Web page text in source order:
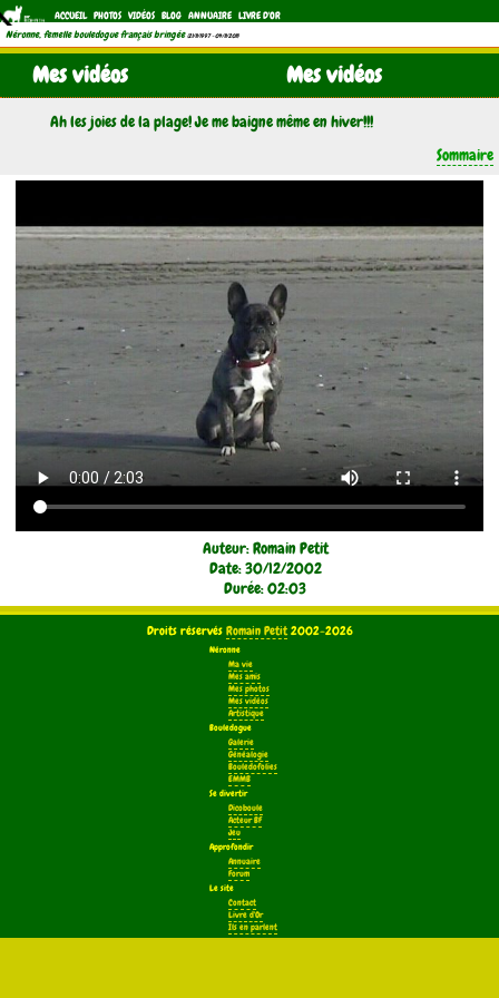
ACCUEIL PHOTOS VIDÉOS BLOG ANNUAIRE LIVRE D'OR
Néronne, femelle bouledogue français bringée (21/11/1997 - 04/11/2011)
Mes vidéos Mes vidéos
Ah les joies de la plage! Je me baigne même en hiver!!!
Sommaire
Auteur: Romain Petit
Date: 30/12/2002
Durée: 02:03
Droits réservés Romain Petit2002-2026
Néronne
Ma vie
Mes amis
Mes photos
Mes vidéos
Artistique
Bouledogue
Galerie
Généalogie
Bouledofolies
EMMB
Se divertir
Dicoboule
Acteur BF
Jeu
Approfondir
Annuaire
Forum
Le site
Contact
Livre d'Or
Ils en parlent